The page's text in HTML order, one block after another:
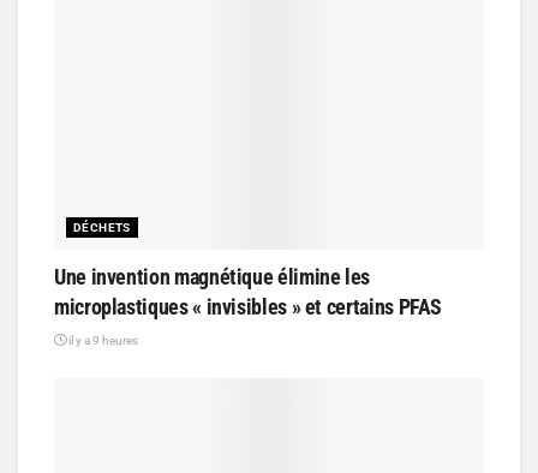
DÉCHETS
Une invention magnétique élimine les
microplastiques « invisibles » et certains PFAS
il y a 9 heures